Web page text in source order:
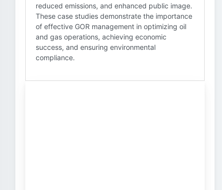
reduced emissions, and enhanced public image.
These case studies demonstrate the importance
of effective GOR management in optimizing oil
and gas operations, achieving economic
success, and ensuring environmental
compliance.